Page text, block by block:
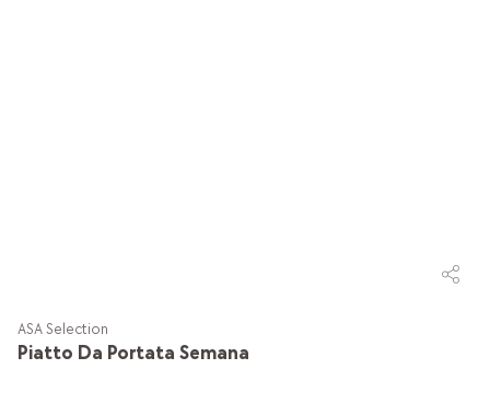
Piatto Da Portata Semana
ASA Selection